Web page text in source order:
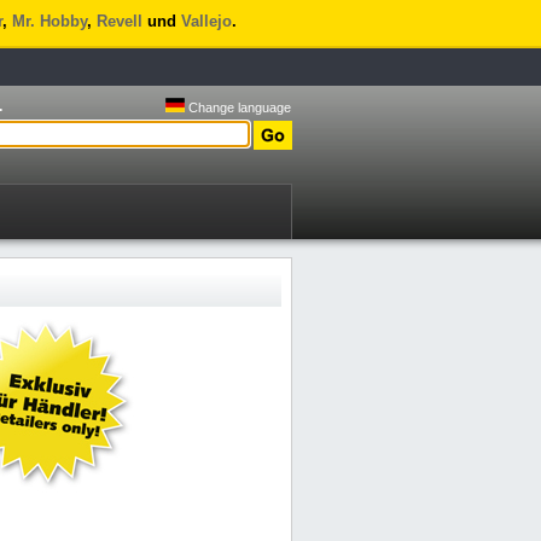
, Mr. Hobby, Revell und Vallejo.
Change language